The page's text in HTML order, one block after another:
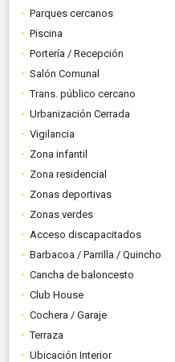
Parques cercanos
Piscina
Portería / Recepción
Salón Comunal
Trans. público cercano
Urbanización Cerrada
Vigilancia
Zona infantil
Zona residencial
Zonas deportivas
Zonas verdes
Acceso discapacitados
Barbacoa / Parrilla / Quincho
Cancha de baloncesto
Club House
Cochera / Garaje
Terraza
Ubicación Interior